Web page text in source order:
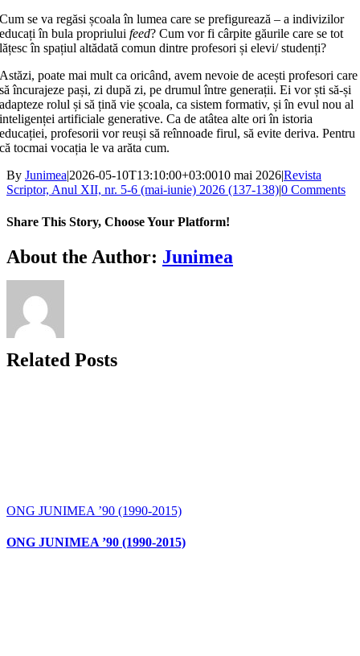
Cum se va regăsi școala în lumea care se prefigurează – a indivizilor
educați în bula propriuluifeed? Cum vor fi cârpite găurile care se tot
lățesc în spațiul altădată comun dintre profesori și elevi/ studenți?
Astăzi, poate mai mult ca oricând, avem nevoie de acești profesori care
să încurajeze pași, zi după zi, pe drumul între generații. Ei vor ști să‑și
adapteze rolul și să țină vie școala, ca sistem formativ, și în evul nou al
inteligenței artificiale generative. Ca de atâtea alte ori în istoria
educației, profesorii vor reuși să reînnoade firul, să evite deriva. Pentru
că tocmai vocația le va arăta cum.
By Junimea|2026-05-10T13:10:00+03:0010 mai 2026|Revista
Scriptor, Anul XII, nr. 5-6 (mai-iunie) 2026 (137-138)|0 Comments
Share This Story, Choose Your Platform!
Facebook
X
Bluesky
Reddit
LinkedIn
WhatsApp
Telegram
Tumblr
Xing
Email
Copy
Link
About the Author: Junimea
Related Posts
ONG JUNIMEA ’90 (1990-2015)
ONG JUNIMEA ’90 (1990-2015)